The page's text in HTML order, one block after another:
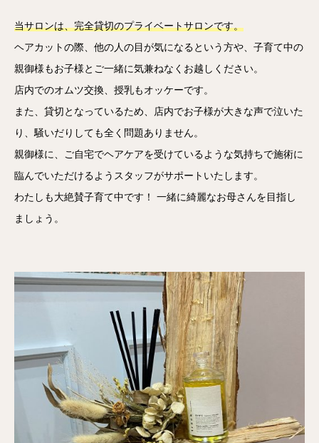
当サロンは、完全貸切のプライベートサロンです。
ヘアカットの際、他の人の目が気になるという方や、子育て中の
親御様もお子様とご一緒に気兼ねなくお越しください。
店内でのオムツ交換、授乳もオッケーです。
また、貸切となっているため、店内でお子様が大きな声で泣いた
り、騒いだりしても全く問題ありません。
親御様に、ご自宅でヘアケアを受けているような気持ちで施術に
臨んでいただけるようスタッフがサポートいたします。
わたしも大絶賛子育て中です！ 一緒に綺麗なお母さんを目指し
ましょう。